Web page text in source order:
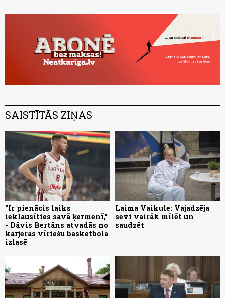
SAISTĪTĀS ZIŅAS
"Ir pienācis laiks
ieklausīties savā ķermenī,"
- Dāvis Bertāns atvadās no
karjeras vīriešu basketbola
izlasē
Laima Vaikule: Vajadzēja
sevi vairāk mīlēt un
saudzēt